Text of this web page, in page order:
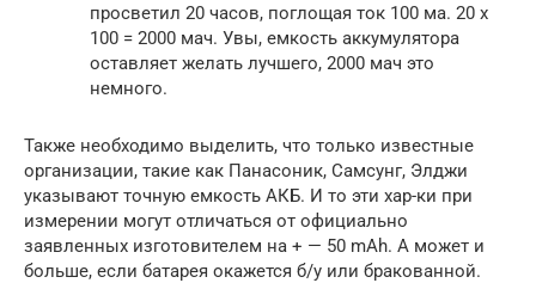
просветил 20 часов, поглощая ток 100 ма. 20 х
100 = 2000 мач. Увы, емкость аккумулятора
оставляет желать лучшего, 2000 мач это
немного.
Также необходимо выделить, что только известные
организации, такие как Панасоник, Самсунг, Элджи
указывают точную емкость АКБ. И то эти хар-ки при
измерении могут отличаться от официально
заявленных изготовителем на + — 50 mAh. А может и
больше, если батарея окажется б/у или бракованной.